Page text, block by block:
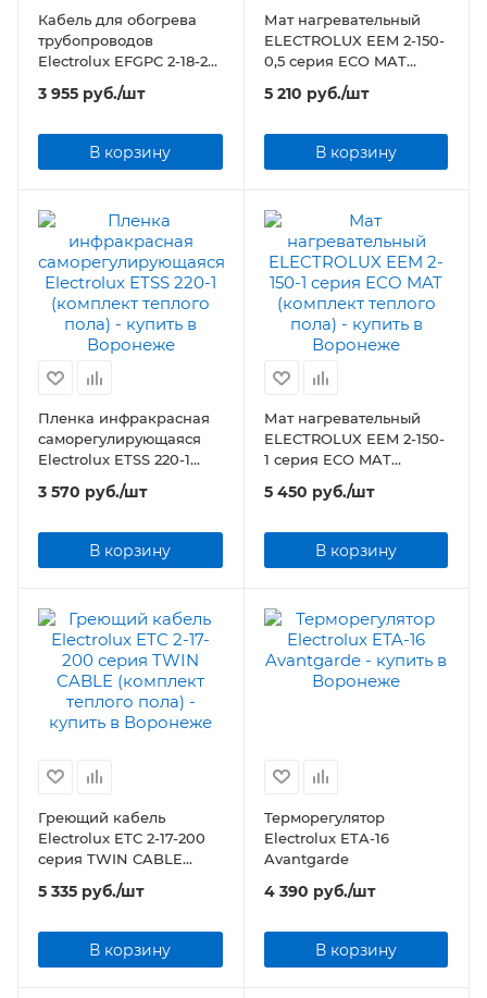
Кабель для обогрева
трубопроводов
Electrolux EFGPC 2-18-2
(комплект) 2 метра
3 955 руб./шт
В корзину
Мат нагревательный
ELECTROLUX EEM 2-150-
0,5 серия ECO MAT
(комплект теплого пола)
5 210 руб./шт
В корзину
Пленка инфракрасная
саморегулирующаяся
Electrolux ETSS 220-1
(комплект теплого пола)
3 570 руб./шт
В корзину
Мат нагревательный
ELECTROLUX EEM 2-150-
1 серия ECO MAT
(комплект теплого пола)
5 450 руб./шт
В корзину
Греющий кабель
Electrolux ETC 2-17-200
серия TWIN CABLE
(комплект теплого пола)
5 335 руб./шт
В корзину
Терморегулятор
Electrolux ETA-16
Avantgarde
4 390 руб./шт
В корзину